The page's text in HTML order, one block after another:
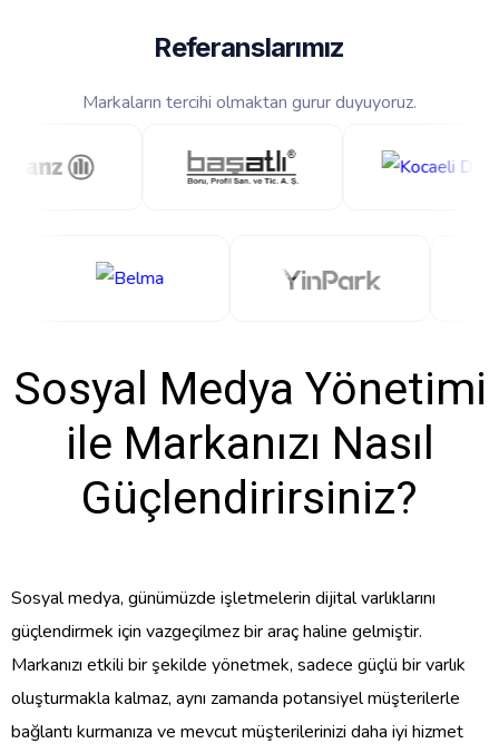
Referanslarımız
Markaların tercihi olmaktan gurur duyuyoruz.
Sosyal Medya Yönetimi
ile Markanızı Nasıl
Güçlendirirsiniz?
Sosyal medya, günümüzde işletmelerin dijital varlıklarını
güçlendirmek için vazgeçilmez bir araç haline gelmiştir.
Markanızı etkili bir şekilde yönetmek, sadece güçlü bir varlık
oluşturmakla kalmaz, aynı zamanda potansiyel müşterilerle
bağlantı kurmanıza ve mevcut müşterilerinizi daha iyi hizmet